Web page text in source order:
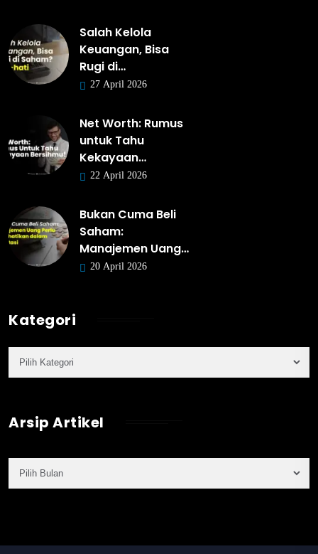
Salah Kelola
Keuangan, Bisa
Rugi di…
27 April 2026
Net Worth: Rumus
untuk Tahu
Kekayaan…
22 April 2026
Bukan Cuma Beli
Saham:
Manajemen Uang…
20 April 2026
Kategori
Arsip Artikel